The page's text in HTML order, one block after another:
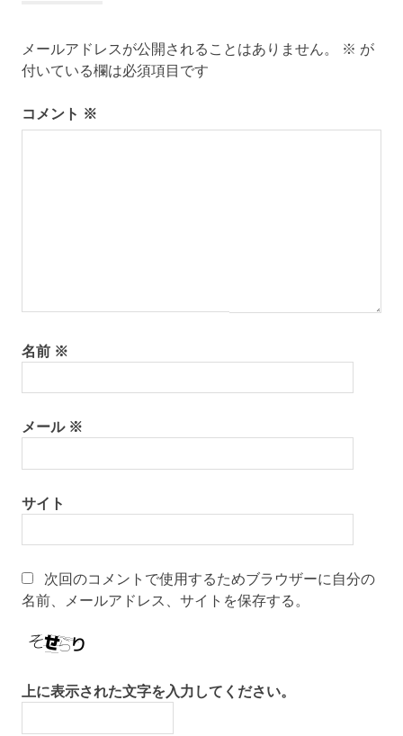
ー
ョ
メールアドレスが公開されることはありません。 ※ が
付いている欄は必須項目です
コメント ※
名前 ※
メール ※
サイト
次回のコメントで使用するためブラウザーに自分の
名前、メールアドレス、サイトを保存する。
上に表示された文字を入力してください。